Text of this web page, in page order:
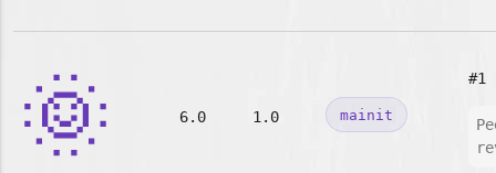
🌞 6.0 1.0 mainit
#1